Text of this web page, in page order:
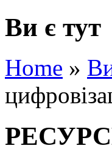
Ви є тут
Home »